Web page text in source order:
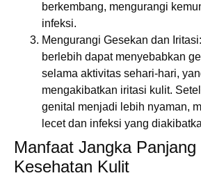
berkembang, mengurangi
infeksi.
Mengurangi Gesekan dan Iritasi:
berlebih dapat menyebabkan
selama aktivitas sehari-hari,
mengakibatkan iritasi kulit.
genital menjadi lebih nyaman,
lecet dan infeksi yang
Manfaat Jangka Panjang
Kesehatan Kulit